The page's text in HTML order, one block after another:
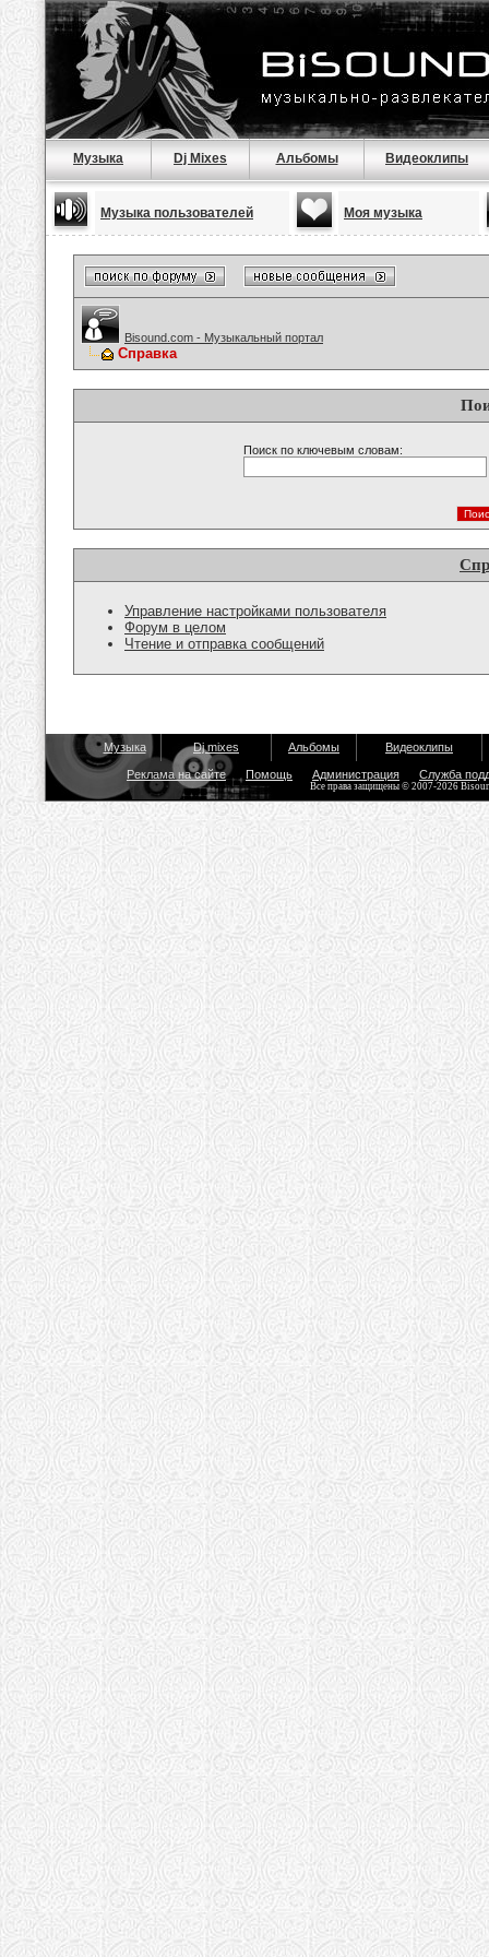
Музыка Dj Mixes Альбомы Видеоклипы
Музыка пользователей Моя музыка
Bisound.com - Музыкальный портал
Справка
Поиск по ключевым словам:
Управление настройками пользователя
Форум в целом
Чтение и отправка сообщений
Музыка Dj mixes Альбомы Видеоклипы
Реклама на сайте Помощь Администрация Служба
Все права защищены © 2007-2026